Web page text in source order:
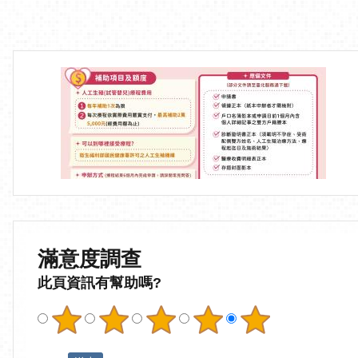
滿意度調查
此頁資訊有幫助嗎?